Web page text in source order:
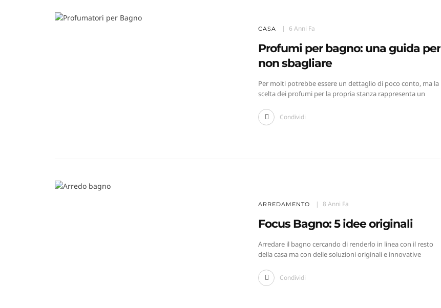
CASA 6 Anni Fa
Profumi per bagno: una guida per
non sbagliare
Per molti potrebbe essere un dettaglio di poco conto, ma la
scelta dei profumi per la propria stanza rappresenta un
Condividi
ARREDAMENTO 8 Anni Fa
Focus Bagno: 5 idee originali
Arredare il bagno cercando di renderlo in linea con il resto
della casa ma con delle soluzioni originali e innovative
Condividi